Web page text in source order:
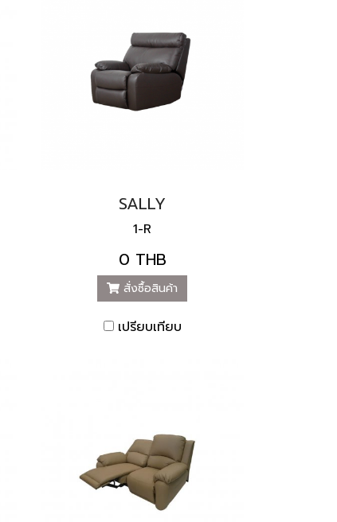
SALLY
1-R
0 THB
สั่งซื้อสินค้า
เปรียบเทียบ